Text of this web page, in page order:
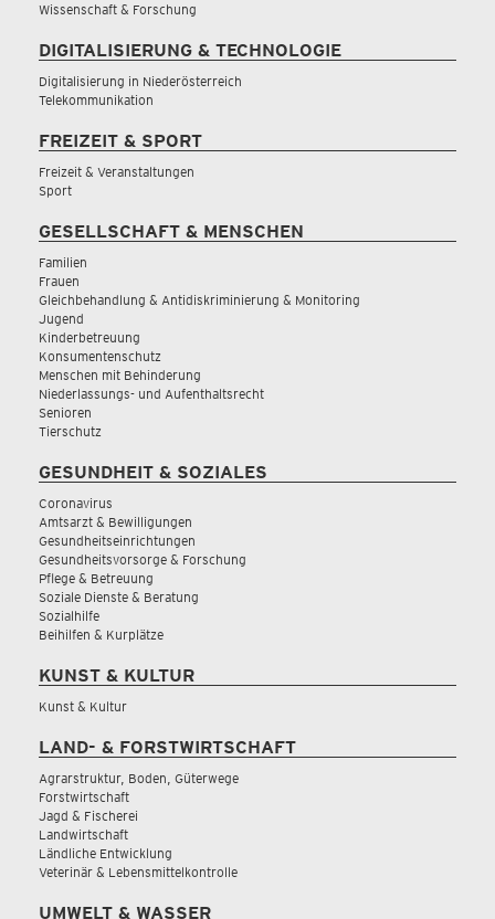
Wissenschaft & Forschung
DIGITALISIERUNG & TECHNOLOGIE
Digitalisierung in Niederösterreich
Telekommunikation
FREIZEIT & SPORT
Freizeit & Veranstaltungen
Sport
GESELLSCHAFT & MENSCHEN
Familien
Frauen
Gleichbehandlung & Antidiskriminierung & Monitoring
Jugend
Kinderbetreuung
Konsumentenschutz
Menschen mit Behinderung
Niederlassungs- und Aufenthaltsrecht
Senioren
Tierschutz
GESUNDHEIT & SOZIALES
Coronavirus
Amtsarzt & Bewilligungen
Gesundheitseinrichtungen
Gesundheitsvorsorge & Forschung
Pflege & Betreuung
Soziale Dienste & Beratung
Sozialhilfe
Beihilfen & Kurplätze
KUNST & KULTUR
Kunst & Kultur
LAND- & FORSTWIRTSCHAFT
Agrarstruktur, Boden, Güterwege
Forstwirtschaft
Jagd & Fischerei
Landwirtschaft
Ländliche Entwicklung
Veterinär & Lebensmittelkontrolle
UMWELT & WASSER